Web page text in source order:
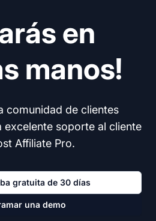
en
manos!
comunidad de clientes
excelente soporte al cliente
Affiliate Pro.
gratuita de 30 días
una demo